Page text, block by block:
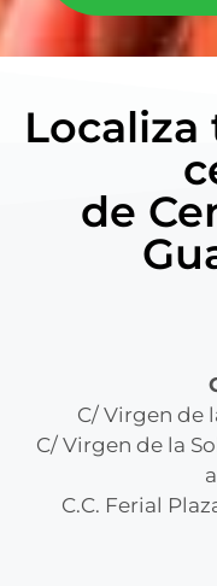
de
C/ Virgen de
C/ Virgen de la
C.C. Ferial